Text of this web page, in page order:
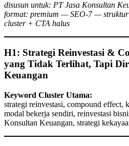
disusun untuk: PT Jasa Konsultan
format: premium — SEO-7 —
cluster + CTA halus
H1: Strategi Reinvestasi &
yang Tidak Terlihat, Tapi
Keuangan
Keyword Cluster Utama:
strategi reinvestasi, compound effect,
modal bekerja sendiri, reinvestasi
Konsultan Keuangan, strategi